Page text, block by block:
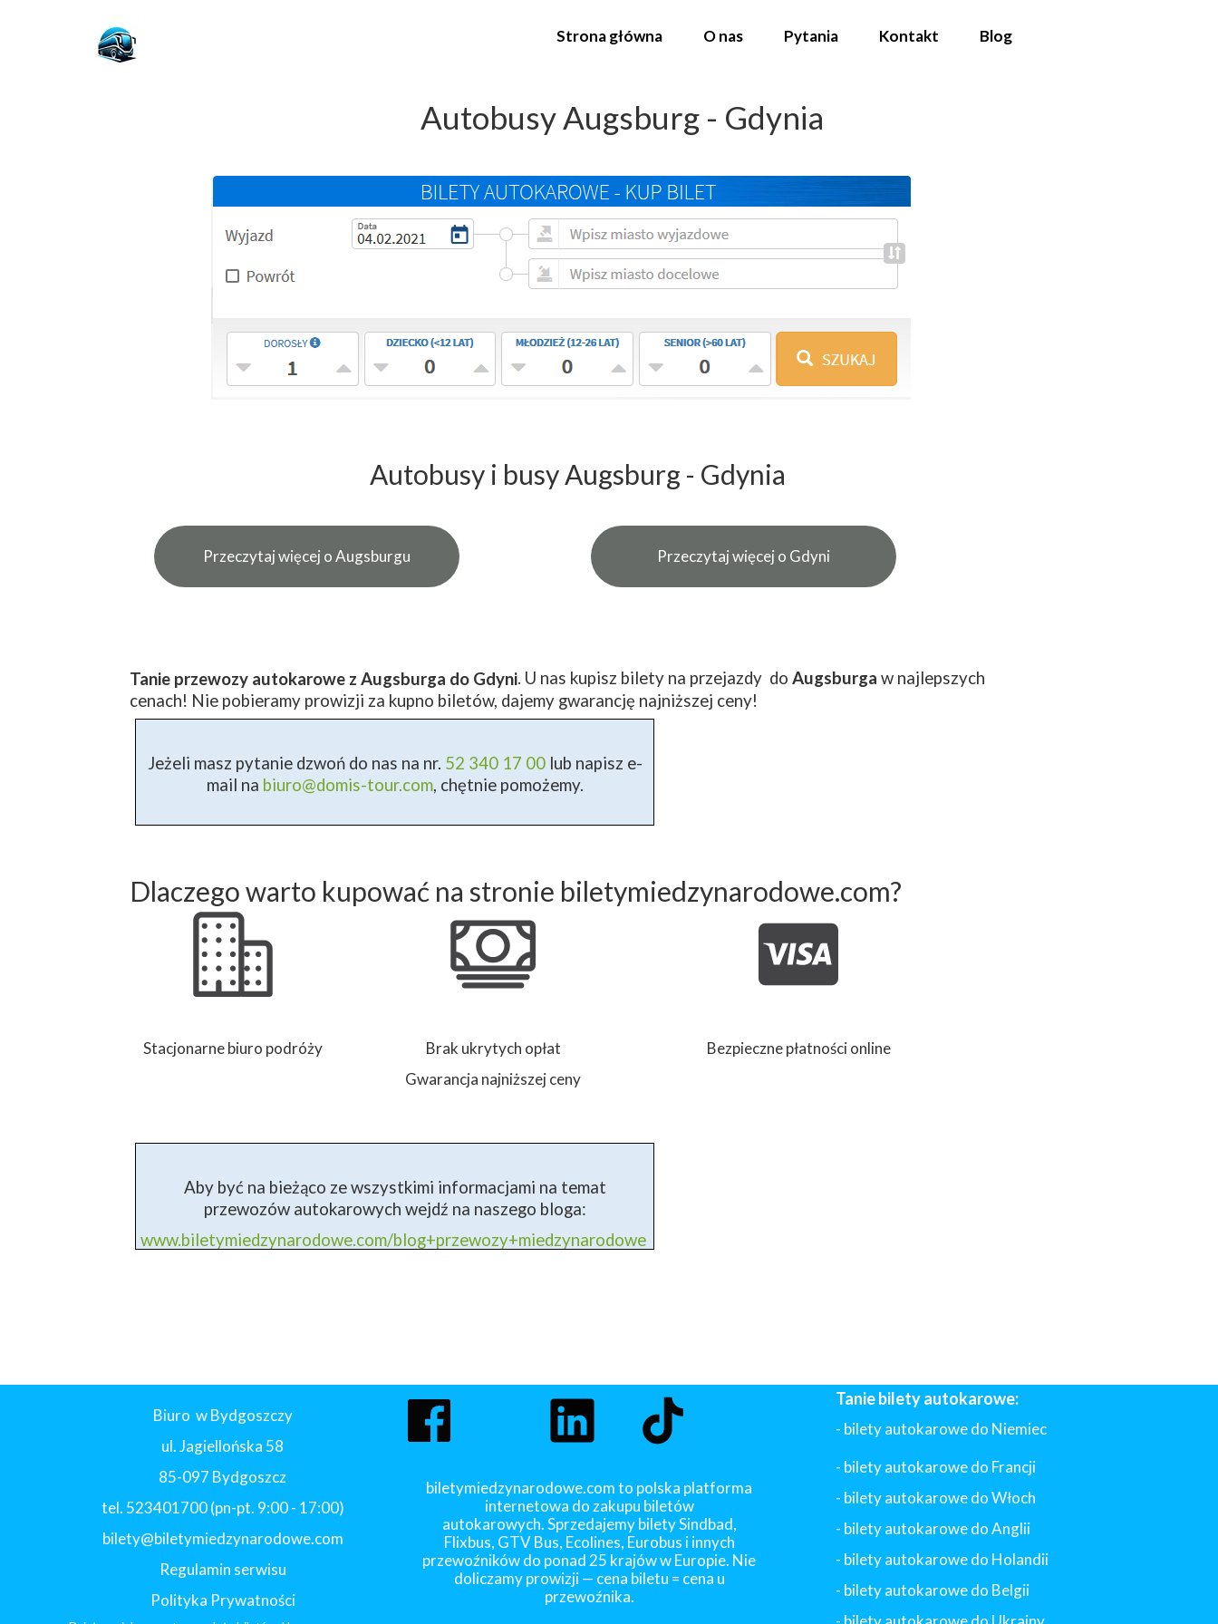
Przeczytaj więcej o Augsburgu
Bezpieczne płatności online
Brak ukrytych opłat
Gwarancja najniższej ceny
Stacjonarne biuro podróży
Przeczytaj więcej o Gdyni
Autobusy i busy Augsburg - Gdynia
Tanie przewozy autokarowe z Augsburga do Gdyni. U nas kupisz bilety na przejazdy do Augsburga w najlepszych
cenach! Nie pobieramy prowizji za kupno biletów, dajemy gwarancję najniższej ceny!
Jeżeli masz pytanie dzwoń do nas na nr. 52 340 17 00lub napisz e-
mail na biuro@domis-tour.com, chętnie pomożemy.
Dlaczego warto kupować na stronie biletymiedzynarodowe.com?
Aby być na bieżąco ze wszystkimi informacjami na temat
przewozów autokarowych wejdź na naszego bloga:
www.biletymiedzynarodowe.com/blog+przewozy+miedzynarodowe
Autobusy Augsburg - Gdynia
Strona główna O nas Pytania Kontakt Blog
biletymiedzynarodowe.com to polska platforma
internetowa do zakupu biletów
autokarowych. Sprzedajemy bilety Sindbad,
Flixbus, GTV Bus, Ecolines, Eurobus i innych
przewoźników do ponad 25 krajów w Europie. Nie
doliczamy prowizji — cena biletu = cena u
przewoźnika.
Tanie bilety autokarowe:
- bilety autokarowe do Niemiec
- bilety autokarowe do Francji
- bilety autokarowe do Włoch
- bilety autokarowe do Anglii
- bilety autokarowe do Holandii
- bilety autokarowe do Belgii
Biuro w Bydgoszczy
ul. Jagiellońska 58
85-097 Bydgoszcz
tel. 523401700 (pn-pt. 9:00 - 17:00)
bilety@biletymiedzynarodowe.com
Regulamin serwisu
Polityka Prywatności